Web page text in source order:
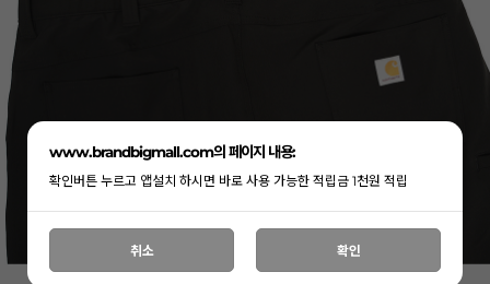
www.brandbigmall.com의 페이지 내용:
확인버튼 누르고 앱설치 하시면 바로 사용 가능한 적립금 1천원 적립
취소 확인